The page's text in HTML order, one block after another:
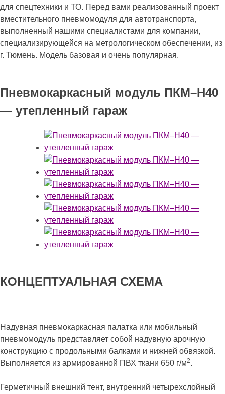
для спецтехники и ТО. Перед вами реализованный проект
вместительного пневмомодуля для автотранспорта,
выполненный нашими специалистами для компании,
специализирующейся на метрологическом обеспечении, из
г. Тюмень. Модель базовая и очень популярная.
Пневмокаркасный модуль ПКМ–Н40
— утепленный гараж
КОНЦЕПТУАЛЬНАЯ СХЕМА
Надувная пневмокаркасная палатка или мобильный
пневмомодуль представляет собой надувную арочную
конструкцию с продольными балками и нижней обвязкой.
Выполняется из армированной ПВХ ткани 650 г/м2.
Герметичный внешний тент, внутренний четырехслойный